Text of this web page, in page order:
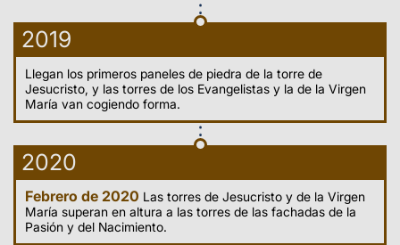
2019
Llegan los primeros paneles de piedra de la torre de
Jesucristo, y las torres de los Evangelistas y la de la Virgen
María van cogiendo forma.
2020
Febrero de 2020 Las torres de Jesucristo y de la Virgen
María superan en altura a las torres de las fachadas de la
Pasión y del Nacimiento.